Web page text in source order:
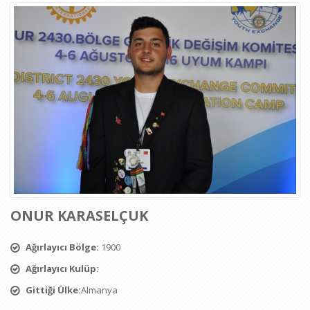
ONUR KARASELÇUK
Ağırlayıcı Bölge: 1900
Ağırlayıcı Kulüp:
Gittiği Ülke:Almanya